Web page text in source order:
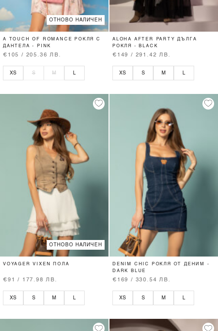
ОТНОВО НАЛИЧЕН
A TOUCH OF ROMANCE РОКЛЯ С
ДАНТЕЛА - PINK
€105 / 205.36 ЛВ.
XS S M
ALOHA AFTER PARTY ДЪЛГА
РОКЛЯ - BLACK
€149 / 291.42 ЛВ.
XS S M
ОТНОВО НАЛИЧЕН
VOYAGER VIXEN ПОЛА
€91 / 177.98 ЛВ.
XS S M L
DENIM CHIC РОКЛЯ ОТ ДЕНИМ -
DARK BLUE
€169 / 330.54 ЛВ.
XS S M L